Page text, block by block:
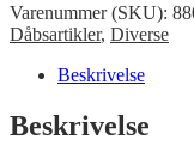
Varenummer (SKU):
Dåbsartikler, Diverse
Beskrivelse
Beskrivelse